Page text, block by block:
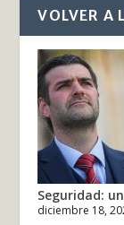
VOLVER A
Seguridad:
diciembre 18,